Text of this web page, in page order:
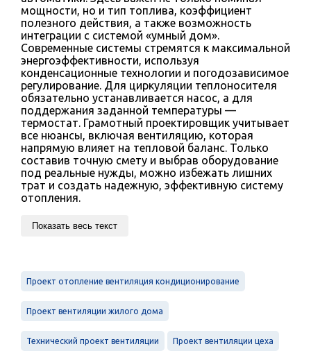
мощности, но и тип топлива, коэффициент
полезного действия, а также возможность
интеграции с системой «умный дом».
Современные системы стремятся к максимальной
энергоэффективности, используя
конденсационные технологии и погодозависимое
регулирование. Для циркуляции теплоносителя
обязательно устанавливается насос, а для
поддержания заданной температуры —
термостат. Грамотный проектировщик учитывает
все нюансы, включая вентиляцию, которая
напрямую влияет на тепловой баланс. Только
составив точную смету и выбрав оборудование
под реальные нужды, можно избежать лишних
трат и создать надежную, эффективную систему
отопления.
Показать весь текст
Проект отопление вентиляция кондиционирование
Проект вентиляции жилого дома
Технический проект вентиляции Проект вентиляции цеха